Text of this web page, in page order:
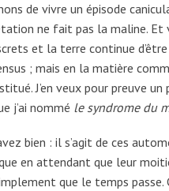
de vivre un épisode
ne fait pas la maline.
et la terre continue
; mais en la matière
J’en veux pour preuve
j’ai nommé le syndrome du
bien : il s’agit de ces
en attendant que leur
que le temps passe.